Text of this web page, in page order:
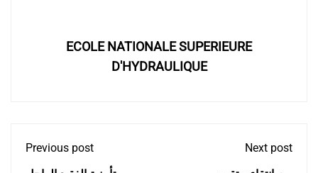
ECOLE NATIONALE SUPERIEURE
D'HYDRAULIQUE
Previous post
Next post